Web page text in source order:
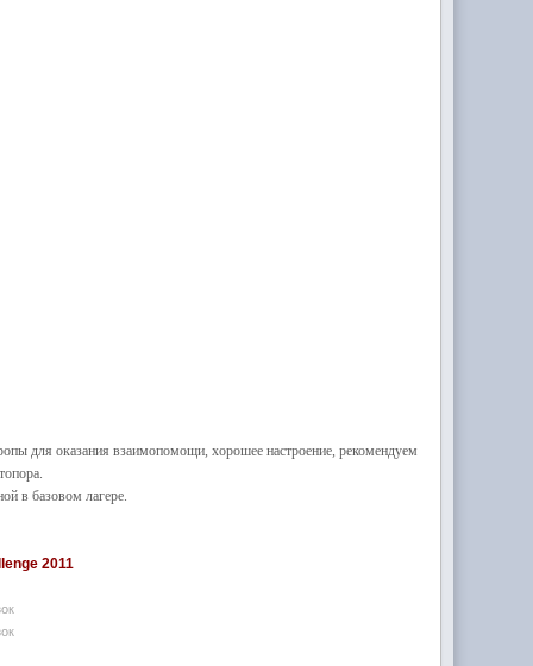
для оказания взаимопомощи, хорошее настроение, рекомендуем
в базовом лагере.
2011